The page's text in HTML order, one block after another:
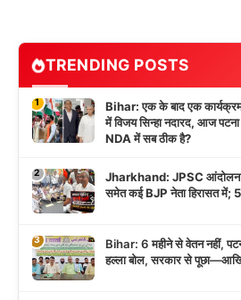
TRENDING POSTS
1
Bihar: एक के बाद एक
में विजय सिन्हा नदारद, आज पटना
NDA में सब ठीक है?
2
Jharkhand: JPSC आंदोलन में
समेत कई BJP नेता हिरासत में;
3
Bihar: 6 महीने से वेतन नहीं,
हल्ला बोल, सरकार से